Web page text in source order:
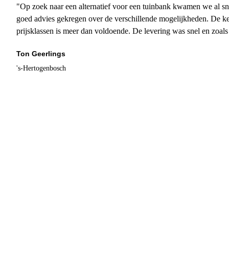
"Op zoek naar een alternatief voor een tuinbank kwamen we al
goed advies gekregen over de verschillende mogelijkheden. De
prijsklassen is meer dan voldoende. De levering was snel en
Ton Geerlings
's-Hertogenbosch